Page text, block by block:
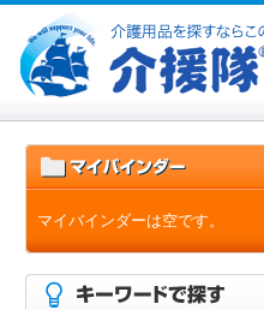
マイバインダーは空です。